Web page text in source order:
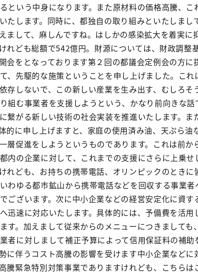
という中身になります。また原材料の価格高騰、
たします。同時に、都独自の取り組みといたしま
まして、麻しんですね。はしかの感染拡大を着実
れども総額で542億円。財源については、財政調
会をとなっております第２回の都議会定例会の方
、先駆的な施策ということを申し上げました。こ
存しないで、この新しい産業を生み出す、むしろ
組む事業者を支援しようという、かなり前向きな
繋がる新しい技術の社会実装を推進いたします。
的に申し上げますと、家庭の使用済み油、天ぷら
層促進をしようというものであります。これは前か
内の企業に対して、これまでの支援にさらに上乗
れども、お持ちの携帯電話、オリンピックのとき
わゆる都市鉱山から携帯電話などを回収する事業
ございます。次に中小企業などの経営安定化に資
迅速に対応いたします。具体的には、予備費を活
す。加えまして従来からのメニューにつきまして
者に対しまして補正予算によって信用保証料の補
に伴うコスト高騰の影響を受けます中小企業など
騰緊急特別対策事業でありますけれども、こちら